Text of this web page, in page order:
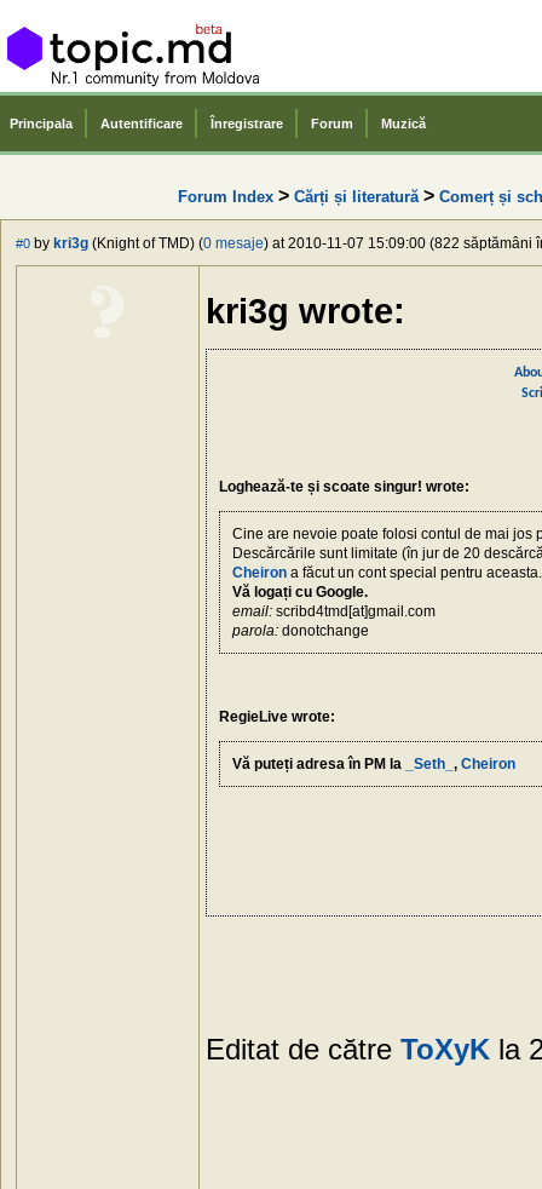
Principala Autentificare Înregistrare Forum Muzică
Forum Index > Cărți și literatură > Сomerț și
#0 by kri3g (Knight of TMD) (0 mesaje) at 2010-11-07 15:09:00 (822 săptămâni
kri3g wrote:
Loghează-te și scoate singur! wrote:
Cine are nevoie poate folosi contul de mai jos
Descărcările sunt limitate (în jur de 20
Cheiron a făcut un cont special pentru aceasta.
Vă logați cu Google.
email: scribd4tmd[at]gmail.com
parola: donotchange
RegieLive wrote:
Vă puteți adresa în PM la _Seth_ , Cheiron
Editat de către ToXyK la